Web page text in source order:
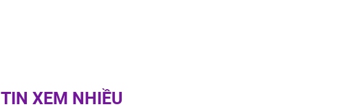
TIN XEM NHIỀU